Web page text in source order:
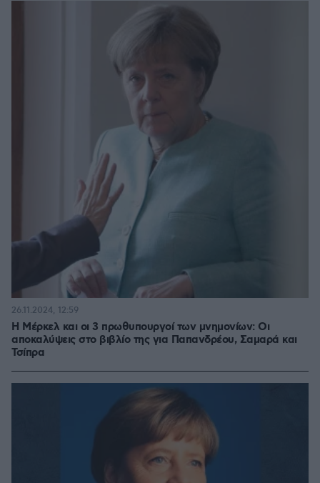
Η Μέρκελ και οι 3 πρωθυπουργοί των μνημονίων: Οι
αποκαλύψεις στο βιβλίο της για Παπανδρέου, Σαμαρά και
Τσίπρα
26.11.2024, 12:59